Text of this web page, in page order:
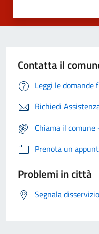
Contatta il
Leggi le domande
Richiedi
Chiama il
Prenota un
Problemi in città
Segnala disservizio